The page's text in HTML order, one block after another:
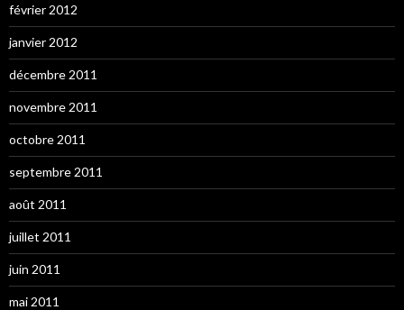
février 2012
janvier 2012
décembre 2011
novembre 2011
octobre 2011
septembre 2011
août 2011
juillet 2011
juin 2011
mai 2011